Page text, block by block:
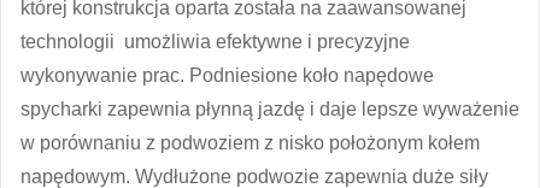
której konstrukcja oparta została na zaawansowanej
technologii umożliwia efektywne i precyzyjne
wykonywanie prac. Podniesione koło napędowe
spycharki zapewnia płynną jazdę i daje lepsze wyważenie
w porównaniu z podwoziem z nisko położonym kołem
napędowym. Wydłużone podwozie zapewnia duże siły